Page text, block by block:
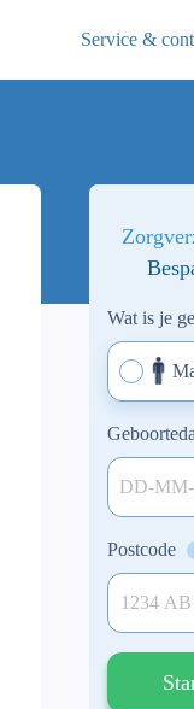
Service &
Wat is je
DD-MM-
Postcode